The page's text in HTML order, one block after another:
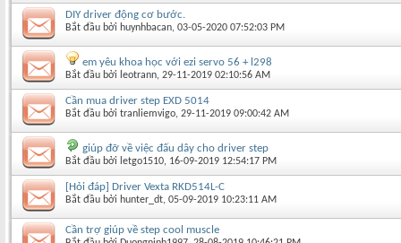
DIY driver động cơ bước.
Bắt đầu bởi huynhbacan‎, 03-05-2020 07:52:03 PM
em yêu khoa học với ezi servo 56 + l298
Bắt đầu bởi leotrann‎, 29-11-2019 02:10:56 AM
Cần mua driver step EXD 5014
Bắt đầu bởi tranliemvigo‎, 29-11-2019 09:00:42 AM
giúp đỡ về việc đấu dây cho driver step
Bắt đầu bởi letgo1510‎, 16-09-2019 12:54:17 PM
[Hỏi đáp] Driver Vexta RKD514L-C
Bắt đầu bởi hunter_dt‎, 05-09-2019 10:23:11 AM
Cần trợ giúp về step cool muscle